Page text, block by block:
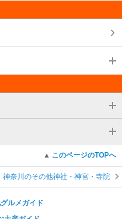
このページのTOPへ
神奈川のその他神社・神宮・寺院
ルメガイド